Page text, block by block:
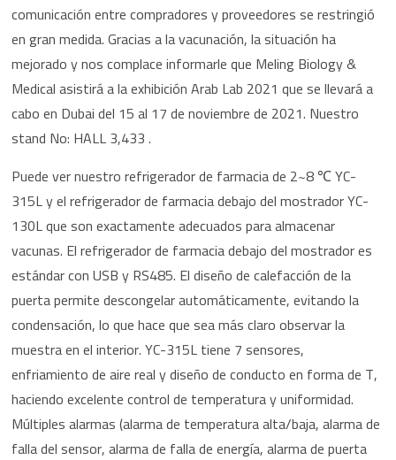
comunicación entre compradores y proveedores se restringió
en gran medida. Gracias a la vacunación, la situación ha
mejorado y nos complace informarle que Meling Biology &
Medical asistirá a la exhibición Arab Lab 2021 que se llevará a
cabo en Dubai del 15 al 17 de noviembre de 2021. Nuestro
stand No: HALL 3,433 .
Puede ver nuestro refrigerador de farmacia de 2~8 ℃ YC-
315L y el refrigerador de farmacia debajo del mostrador YC-
130L que son exactamente adecuados para almacenar
vacunas. El refrigerador de farmacia debajo del mostrador es
estándar con USB y RS485. El diseño de calefacción de la
puerta permite descongelar automáticamente, evitando la
condensación, lo que hace que sea más claro observar la
muestra en el interior. YC-315L tiene 7 sensores,
enfriamiento de aire real y diseño de conducto en forma de T,
haciendo excelente control de temperatura y uniformidad.
Múltiples alarmas (alarma de temperatura alta/baja, alarma de
falla del sensor, alarma de falla de energía, alarma de puerta